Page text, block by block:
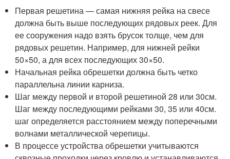
Первая решетина — самая нижняя рейка на свесе
должна быть выше последующих рядовых реек. Для
ее сооружения надо взять брусок толще, чем для
рядовых решетин. Например, для нижней рейки
50×50, а для всех последующих 30×50.
Начальная рейка обрешетки должна быть четко
параллельна линии карниза.
Шаг между первой и второй решетиной 28 или 30см.
Шаг между последующими рейками 30, 35 или 40см.
шаг определяется расстоянием между поперечными
волнами металлической черепицы.
В процессе устройства обрешетки учитываются